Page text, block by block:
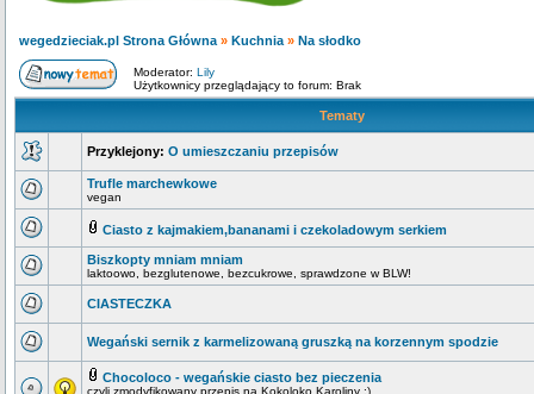
wegedzieciak.pl Strona Główna » Kuchnia » Na słodko
Moderator: Lily
Użytkownicy przeglądający to forum: Brak
Tematy
Przyklejony: O umieszczaniu przepisów
Trufle marchewkowe
vegan
Ciasto z kajmakiem,bananami i czekoladowym serkiem
Biszkopty mniam mniam
laktoowo, bezglutenowe, bezcukrowe, sprawdzone w BLW!
CIASTECZKA
Wegański sernik z karmelizowaną gruszką na korzennym spodzie
Chocoloco - wegańskie ciasto bez pieczenia
czyli zmodyfikowany przepis na Kokoloko Karoliny ;)